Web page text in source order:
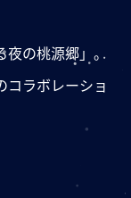
夜の桃源郷」。
コラボレーショ